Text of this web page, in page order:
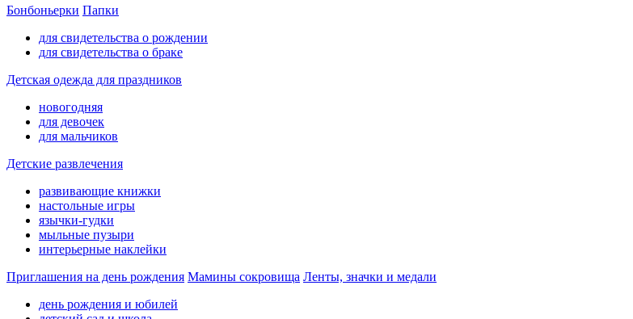
Бонбоньерки Папки
для свидетельства о рождении
для свидетельства о браке
Детская одежда для праздников
новогодняя
для девочек
для мальчиков
Детские развлечения
развивающие книжки
настольные игры
язычки-гудки
мыльные пузыри
интерьерные наклейки
Приглашения на день рождения Мамины сокровища Ленты, значки и медали
день рождения и юбилей